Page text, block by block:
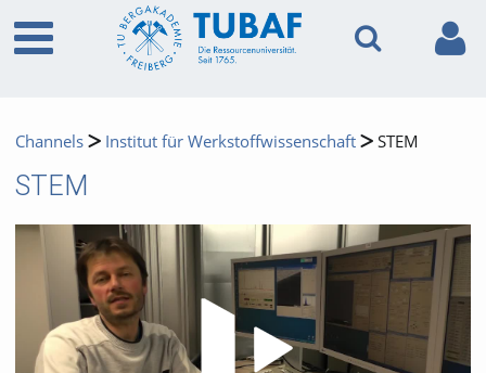
Channels Institut für Werkstoffwissenschaft STEM
STEM